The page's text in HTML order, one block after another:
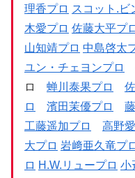
理香プロ スコット.ビ
木愛プロ 佐藤大平プ
山知靖プロ 中島啓太
ユン・チェヨンプロ
ロ 蝉川泰果プロ
ロ
濱田茉優プロ
工藤遥加プロ
高野
大プロ 岩﨑亜久竜プ
ロ H.W.リュープロ 小